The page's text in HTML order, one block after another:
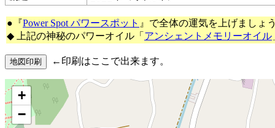
●『Power Spot パワースポット 』で全体の運気を上げましょ
◆ 上記の神秘のパワーオイル「 アンシェントメモリーオイル
←印刷はここで出来ます。
+
−